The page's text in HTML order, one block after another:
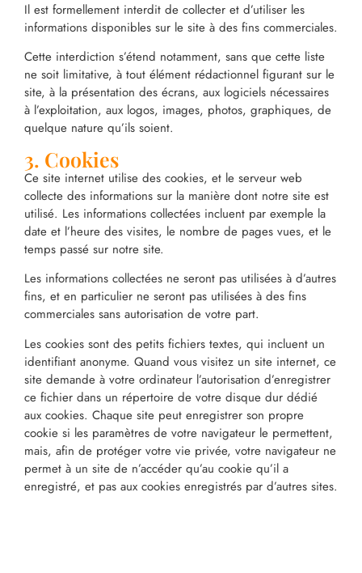
Il est formellement interdit de collecter et d’utiliser les
informations disponibles sur le site à des fins commerciales.
Cette interdiction s’étend notamment, sans que cette liste
ne soit limitative, à tout élément rédactionnel figurant sur le
site, à la présentation des écrans, aux logiciels nécessaires
à l’exploitation, aux logos, images, photos, graphiques, de
quelque nature qu’ils soient.
3. Cookies
Ce site internet utilise des cookies, et le serveur web
collecte des informations sur la manière dont notre site est
utilisé. Les informations collectées incluent par exemple la
date et l’heure des visites, le nombre de pages vues, et le
temps passé sur notre site.
Les informations collectées ne seront pas utilisées à d’autres
fins, et en particulier ne seront pas utilisées à des fins
commerciales sans autorisation de votre part.
Les cookies sont des petits fichiers textes, qui incluent un
identifiant anonyme. Quand vous visitez un site internet, ce
site demande à votre ordinateur l’autorisation d’enregistrer
ce fichier dans un répertoire de votre disque dur dédié
aux cookies. Chaque site peut enregistrer son propre
cookie si les paramètres de votre navigateur le permettent,
mais, afin de protéger votre vie privée, votre navigateur ne
permet à un site de n’accéder qu’au cookie qu’il a
enregistré, et pas aux cookies enregistrés par d’autres sites.